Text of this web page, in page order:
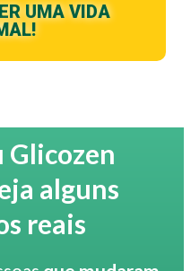
UMA VIDA
Glicozen
alguns
reais